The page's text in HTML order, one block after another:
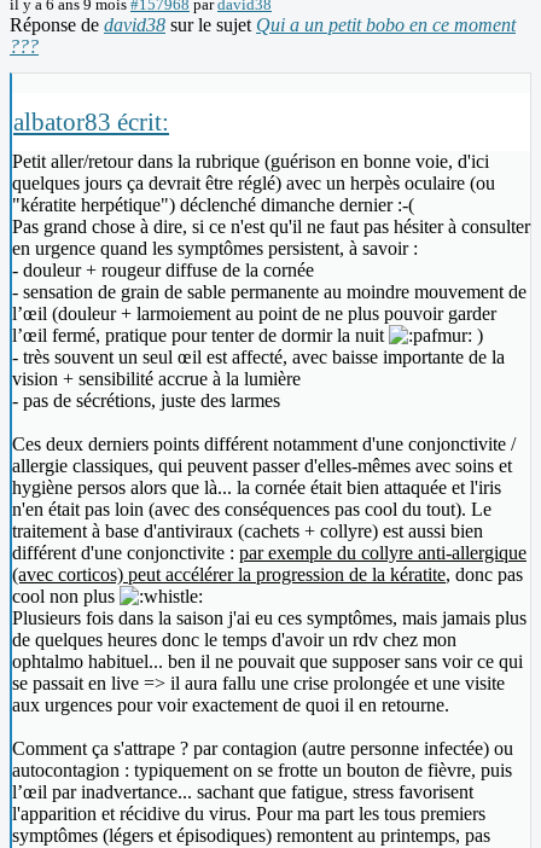
il y a 6 ans 9 mois #157968 pardavid38
Réponse de david38 sur le sujet Qui a un petit bobo en ce moment
???
albator83 écrit:
Petit aller/retour dans la rubrique (guérison en bonne voie, d'ici
quelques jours ça devrait être réglé) avec un herpès oculaire (ou
"kératite herpétique") déclenché dimanche dernier :-(
Pas grand chose à dire, si ce n'est qu'il ne faut pas hésiter à consulter
en urgence quand les symptômes persistent, à savoir :
- douleur + rougeur diffuse de la cornée
- sensation de grain de sable permanente au moindre mouvement de
l’œil (douleur + larmoiement au point de ne plus pouvoir garder
l’œil fermé, pratique pour tenter de dormir la nuit
)
- très souvent un seul œil est affecté, avec baisse importante de la
vision + sensibilité accrue à la lumière
- pas de sécrétions, juste des larmes
Ces deux derniers points différent notamment d'une conjonctivite /
allergie classiques, qui peuvent passer d'elles-mêmes avec soins et
hygiène persos alors que là... la cornée était bien attaquée et l'iris
n'en était pas loin (avec des conséquences pas cool du tout). Le
traitement à base d'antiviraux (cachets + collyre) est aussi bien
différent d'une conjonctivite : par exemple du collyre anti-allergique
(avec corticos) peut accélérer la progression de la kératite, donc pas
cool non plus
Plusieurs fois dans la saison j'ai eu ces symptômes, mais jamais plus
de quelques heures donc le temps d'avoir un rdv chez mon
ophtalmo habituel... ben il ne pouvait que supposer sans voir ce qui
se passait en live => il aura fallu une crise prolongée et une visite
aux urgences pour voir exactement de quoi il en retourne.
Comment ça s'attrape ? par contagion (autre personne infectée) ou
autocontagion : typiquement on se frotte un bouton de fièvre, puis
l’œil par inadvertance... sachant que fatigue, stress favorisent
l'apparition et récidive du virus. Pour ma part les tous premiers
symptômes (légers et épisodiques) remontent au printemps, pas